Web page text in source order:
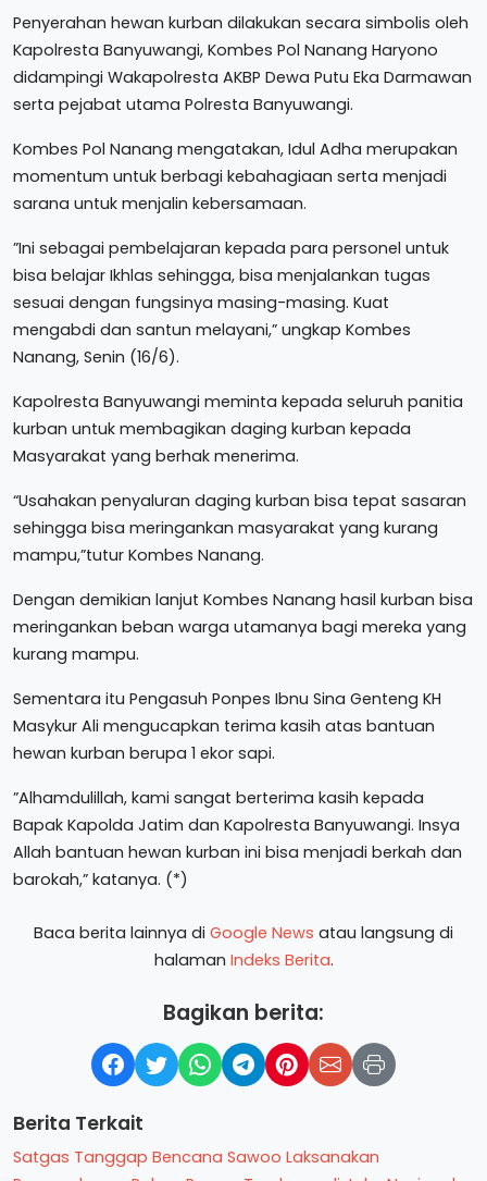
Penyerahan hewan kurban dilakukan secara simbolis oleh
Kapolresta Banyuwangi, Kombes Pol Nanang Haryono
didampingi Wakapolresta AKBP Dewa Putu Eka Darmawan
serta pejabat utama Polresta Banyuwangi.
Kombes Pol Nanang mengatakan, Idul Adha merupakan
momentum untuk berbagi kebahagiaan serta menjadi
sarana untuk menjalin kebersamaan.
”Ini sebagai pembelajaran kepada para personel untuk
bisa belajar Ikhlas sehingga, bisa menjalankan tugas
sesuai dengan fungsinya masing-masing. Kuat
mengabdi dan santun melayani,” ungkap Kombes
Nanang, Senin (16/6).
Kapolresta Banyuwangi meminta kepada seluruh panitia
kurban untuk membagikan daging kurban kepada
Masyarakat yang berhak menerima.
“Usahakan penyaluran daging kurban bisa tepat sasaran
sehingga bisa meringankan masyarakat yang kurang
mampu,”tutur Kombes Nanang.
Dengan demikian lanjut Kombes Nanang hasil kurban bisa
meringankan beban warga utamanya bagi mereka yang
kurang mampu.
Sementara itu Pengasuh Ponpes Ibnu Sina Genteng KH
Masykur Ali mengucapkan terima kasih atas bantuan
hewan kurban berupa 1 ekor sapi.
”Alhamdulillah, kami sangat berterima kasih kepada
Bapak Kapolda Jatim dan Kapolresta Banyuwangi. Insya
Allah bantuan hewan kurban ini bisa menjadi berkah dan
barokah,” katanya. (*)
Baca berita lainnya di Google News atau langsung di
halaman Indeks Berita.
Bagikan berita:
Berita Terkait
Satgas Tanggap Bencana Sawoo Laksanakan